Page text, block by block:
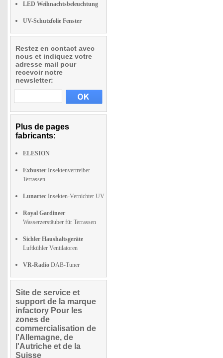
LED Weihnachtsbeleuchtung
UV-Schutzfolie Fenster
Restez en contact avec
nous et indiquez votre
adresse mail pour
recevoir notre
newsletter:
Plus de pages
fabricants:
ELESION
Exbuster Insektenvertreiber
Terrassen
Lunartec Insekten-Vernichter UV
Royal Gardineer
Wasserzerstäuber für Terrassen
Sichler Haushaltsgeräte
Luftkühler Ventilatoren
VR-Radio DAB-Tuner
Site de service et
support de la marque
infactory Pour les
zones de
commercialisation de
l'Allemagne, de
l'Autriche et de la
Suisse